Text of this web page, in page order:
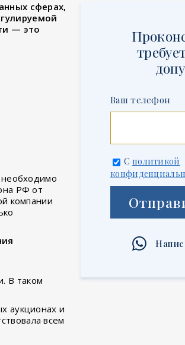
сферах,
— это
необходимо
РФ от
компании
В таком
аукционах и
всем
Ваш телефон
С политикой